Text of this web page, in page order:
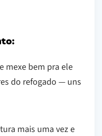
mexe bem pra ele
do refogado — uns
mais uma vez e